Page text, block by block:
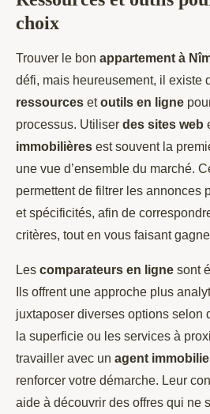
choix
Trouver le bon appartement à
défi, mais heureusement, il existe
ressources etoutils en ligne
processus. Utiliser des sites web
immobilières est souvent la
une vue d’ensemble du marché.
permettent de filtrer les annonces
et spécificités, afin de
critères, tout en vous faisant
Les comparateurs en ligne sont
Ils offrent une approche plus
juxtaposer diverses options selon
la superficie ou les services à
travailler avec un agent
renforcer votre démarche. Leur
aide à découvrir des offres qui ne